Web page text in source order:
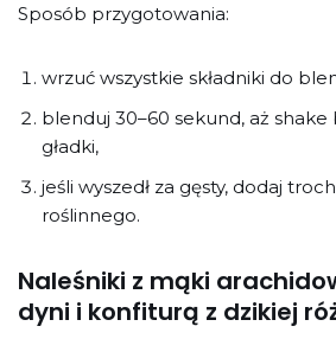
Sposób przygotowania:
wrzuć wszystkie składniki do
blenduj 30–60 sekund, aż shake
gładki,
jeśli wyszedł za gęsty, dodaj
roślinnego.
Naleśniki z mąki
dyni i konfiturą z dzikiej